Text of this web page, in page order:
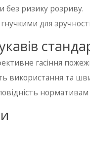
без ризику розриву.
для
гасіння
використання та